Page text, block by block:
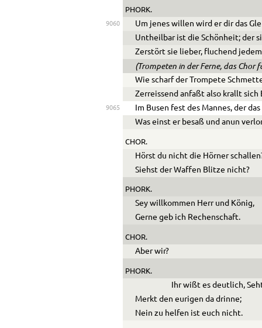
PHORK.
9060
Um jenes willen wird er dir das
Untheilbar ist die Schönheit; der
Zerstört sie lieber, fluchend
(Trompeten in der Ferne, das Chor
Wie scharf der Trompete
Zerreissend anfaßt also krallt sich
9065
Im Busen fest des Mannes, der
Was einst er besaß und anun
CHOR.
Hörst du nicht die Hörner
Siehst der Waffen Blitze nicht?
PHORK.
Sey willkommen Herr und König,
Gerne geb ich Rechenschaft.
CHOR.
Aber wir?
PHORK.
Ihr wißt es deutlich,
Merkt den eurigen da drinne;
Nein zu helfen ist euch nicht.